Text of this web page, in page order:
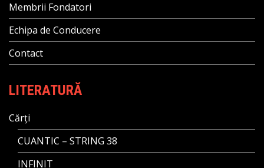
Membrii Fondatori
Echipa de Conducere
Contact
LITERATURĂ
Cărți
CUANTIC – STRING 38
INFINIT